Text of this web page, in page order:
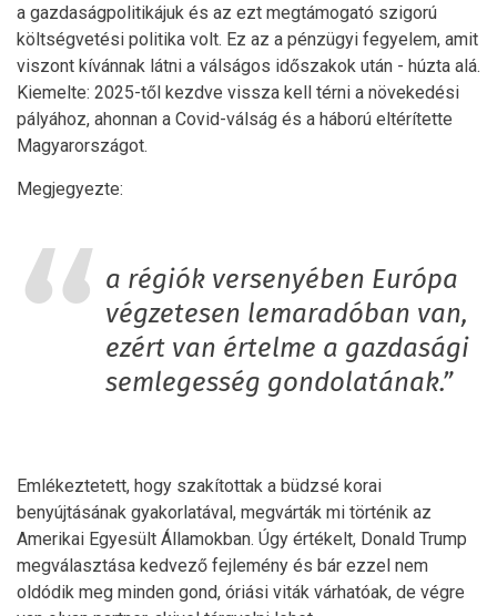
a gazdaságpolitikájuk és az ezt megtámogató szigorú
költségvetési politika volt. Ez az a pénzügyi fegyelem, amit
viszont kívánnak látni a válságos időszakok után - húzta alá.
Kiemelte: 2025-től kezdve vissza kell térni a növekedési
pályához, ahonnan a Covid-válság és a háború eltérítette
Magyarországot.
Megjegyezte:
a régiók versenyében Európa
végzetesen lemaradóban van,
ezért van értelme a gazdasági
semlegesség gondolatának.”
Emlékeztetett, hogy szakítottak a büdzsé korai
benyújtásának gyakorlatával, megvárták mi történik az
Amerikai Egyesült Államokban. Úgy értékelt, Donald Trump
megválasztása kedvező fejlemény és bár ezzel nem
oldódik meg minden gond, óriási viták várhatóak, de végre